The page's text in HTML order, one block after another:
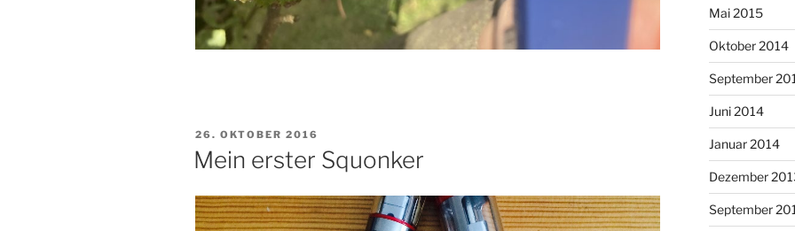
VERÖFFENTLICHT
AM
26. OKTOBER 2016
Mein erster Squonker
Mai 2015
Oktober 2014
September
Juni 2014
Januar 2014
Dezember
September